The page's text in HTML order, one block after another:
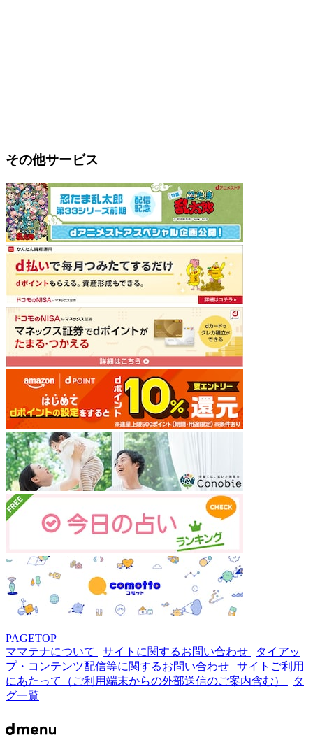
その他サービス
PAGETOP
ママテナについて | サイトに関するお問い合わせ | タイアッ
プ・コンテンツ配信等に関するお問い合わせ | サイトご利用
にあたって（ご利用端末からの外部送信のご案内含む） | タ
グ一覧